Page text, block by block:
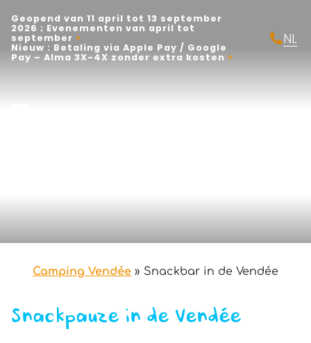
Geopend van 11 april tot 13 september
2026 ; Evenementen van april tot
september
Nieuw : Betaling via Apple Pay / Google
Pay – Alma 3X-4X zonder extra kosten
NL
Camping Vendée » Snackbar in de Vendée
Snackpauze in de Vendée